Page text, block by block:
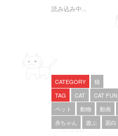
w
i
し
い
ウ
ィ
ン
ド
ウ
で
開
き
で
ク
し
て
く
だ
さ
い
(
新
し
し
ウ
ィ
ン
ド
ウ
で
開
き
読み込み中...
CATEGORY
猫
TAG
CAT CAT FUN
ペット
動物 動画
赤ちゃん
遊ぶ 面白